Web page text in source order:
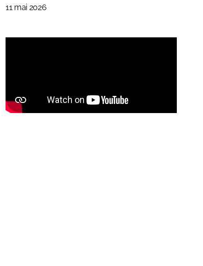
11 mai 2026